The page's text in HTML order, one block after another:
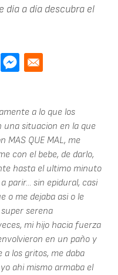
día a día descubra el
a lo que los
una situacion en la que
QUE MAL, me
con el bebe, de darlo,
hasta el ultimo minuto
parir... sin epidural, casi
o me dejaba asi o le
serena
mi hijo hacia fuerza
en un paño y
a los gritos, me daba
ahi mismo armaba el